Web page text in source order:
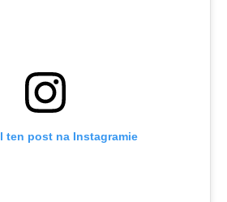
ten post na Instagramie